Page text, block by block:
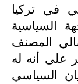
في تركيا
السياسية
المصنف
على أنه له
السياسي